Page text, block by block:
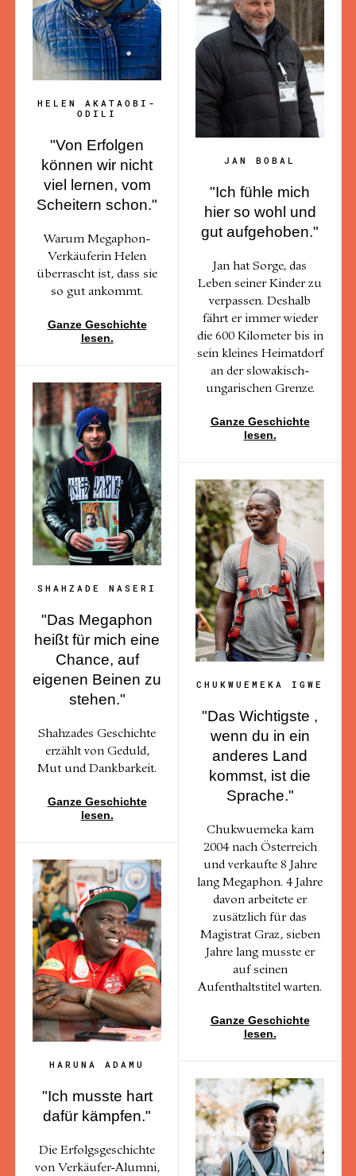
HELEN AKATAOBI-
ODILI
"Von Erfolgen
können wir nicht
viel lernen, vom
Scheitern schon."
Warum Megaphon-
Verkäuferin Helen
überrascht ist, dass sie
so gut ankommt.
Ganze Geschichte
lesen.
SHAHZADE NASERI
"Das Megaphon
heißt für mich eine
Chance, auf
eigenen Beinen zu
stehen."
Shahzades Geschichte
erzählt von Geduld,
Mut und Dankbarkeit.
Ganze Geschichte
lesen.
HARUNA ADAMU
"Ich musste hart
dafür kämpfen."
Die Erfolgsgeschichte
von Verkäufer-Alumni,
JAN BOBAL
"Ich fühle mich
hier so wohl und
gut aufgehoben."
Jan hat Sorge, das
Leben seiner Kinder zu
verpassen. Deshalb
fährt er immer wieder
die 600 Kilometer bis in
sein kleines Heimatdorf
an der slowakisch-
ungarischen Grenze.
Ganze Geschichte
lesen.
CHUKWUEMEKA IGWE
"Das Wichtigste ,
wenn du in ein
anderes Land
kommst, ist die
Sprache."
Chukwuemeka kam
2004 nach Österreich
und verkaufte 8 Jahre
lang Megaphon. 4 Jahre
davon arbeitete er
zusätzlich für das
Magistrat Graz, sieben
Jahre lang musste er
auf seinen
Aufenthaltstitel warten.
Ganze Geschichte
lesen.